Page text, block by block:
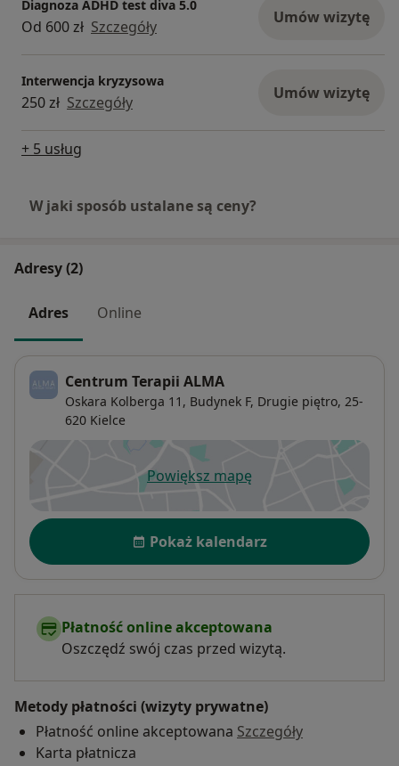
Diagnoza ADHD test diva 5.0
Od 600 zł Szczegóły Umów wizytę
Interwencja kryzysowa
250 zł Szczegóły Umów wizytę
+ 5 usług
W jaki sposób ustalane są ceny?
Adresy (2)
Adres Online
Centrum Terapii ALMA
Oskara Kolberga 11, Budynek F, Drugie piętro, 25-
620 Kielce
Powiększ mapęotwiera się w nowej karcie
Dostępność
Pokaż kalendarz
Płatność online akceptowana
Oszczędź swój czas przed wizytą.
Metody płatności (wizyty prywatne)
Płatność online akceptowana Szczegóły
Karta płatnicza